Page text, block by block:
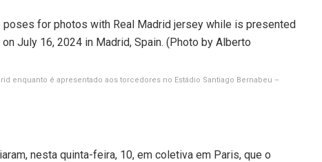
enquanto é apresentado aos torcedores no Estádio Santiago Bernabeu –
nesta quinta-feira, 10, em coletiva em Paris, que o